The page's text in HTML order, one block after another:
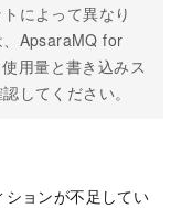
によって異なり
、ApsaraMQ for
用量と書き込みス
してください。
ションが不足してい